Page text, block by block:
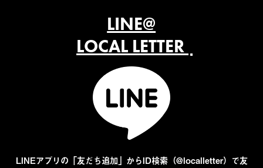
LINE@
LOCAL LETTER
LINEアプリの「友だち追加」からID検索（@localletter）で友